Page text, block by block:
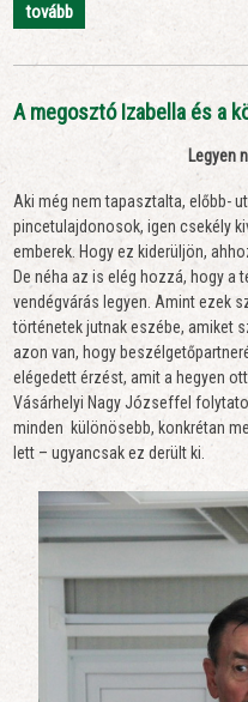
tovább
A megosztó Izabella és a
Legyen
Aki még nem tapasztalta, előbb-
pincetulajdonosok, igen csekély
emberek. Hogy ez kiderüljön,
De néha az is elég hozzá, hogy a
vendégvárás legyen. Amint ezek
történetek jutnak eszébe, amiket
azon van, hogy
elégedett érzést, amit a hegyen
Vásárhelyi Nagy Józseffel
minden különösebb, konkrétan
lett – ugyancsak ez derült ki.